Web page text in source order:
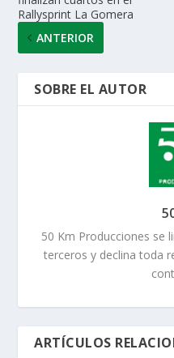
Rallysprint La Gomera
ANTERIOR
SOBRE EL AUTOR
50 Km Producciones se
terceros y declina toda
ARTÍCULOS